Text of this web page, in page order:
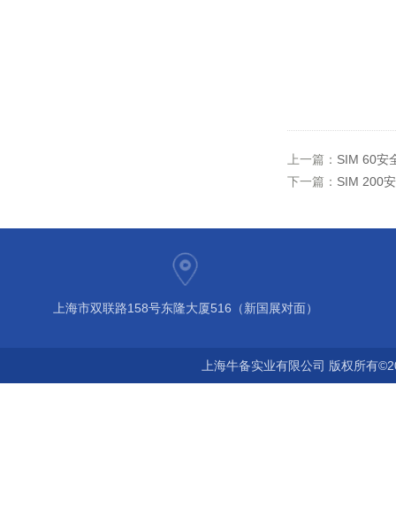
上一篇： SIM 60安
下一篇： SIM 200
上海市双联路158号东隆大厦516（新国展对面）
上海牛备实业有限公司 版权所有